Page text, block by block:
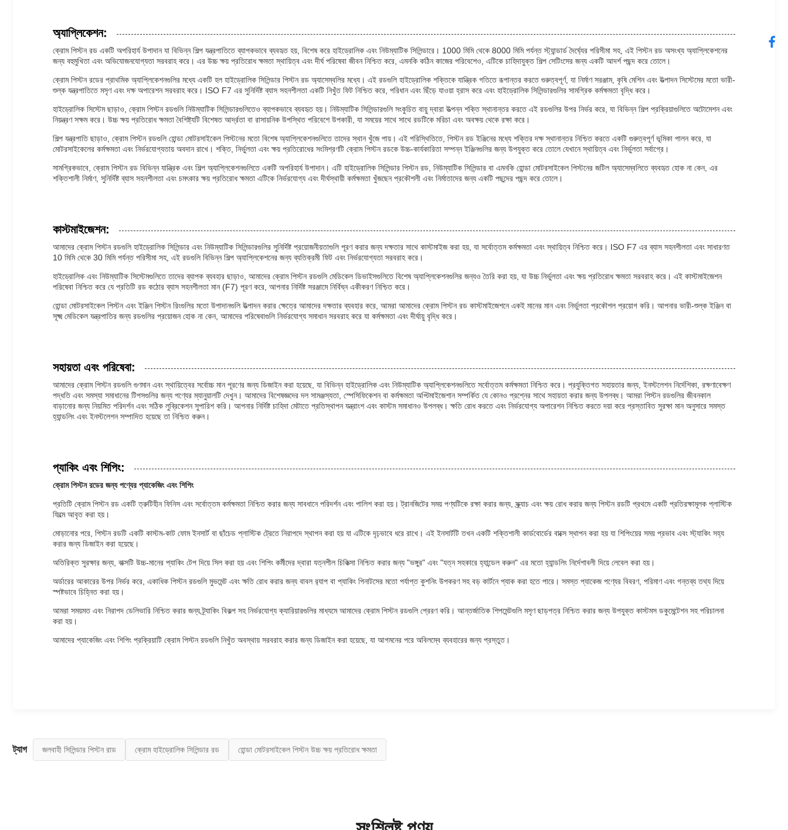
অ্যাপ্লিকেশন:
ক্রোম পিস্টন রড একটি অপরিহার্য উপাদান যা বিভিন্ন শিল্প যন্ত্রপাতিতে ব্যাপকভাবে ব্যবহৃত হয়, বিশেষ করে হাইড্রোলিক এবং নিউম্যাটিক সিলিন্ডারে। 1000 মিমি থেকে 8000 মিমি পর্যন্ত স্ট্যান্ডার্ড দৈর্ঘ্যের পরিসীমা সহ, এই পিস্টন রড অসংখ্য অ্যাপ্লিকেশনের
জন্য বহুমুখিতা এবং অভিযোজনযোগ্যতা সরবরাহ করে। এর উচ্চ ক্ষয় প্রতিরোধ ক্ষমতা স্থায়িত্ব এবং দীর্ঘ পরিষেবা জীবন নিশ্চিত করে, এমনকি কঠিন কাজের পরিবেশেও, এটিকে চাহিদাযুক্ত শিল্প সেটিংসের জন্য একটি আদর্শ পছন্দ করে তোলে।
ক্রোম পিস্টন রডের প্রাথমিক অ্যাপ্লিকেশনগুলির মধ্যে একটি হল হাইড্রোলিক সিলিন্ডার পিস্টন রড অ্যাসেম্বলির মধ্যে। এই রডগুলি হাইড্রোলিক শক্তিকে যান্ত্রিক গতিতে রূপান্তর করতে গুরুত্বপূর্ণ, যা নির্মাণ সরঞ্জাম, কৃষি মেশিন এবং উত্পাদন সিস্টেমের মতো ভারী-
শুল্ক যন্ত্রপাতিতে মসৃণ এবং দক্ষ অপারেশন সরবরাহ করে। ISO F7 এর সুনির্দিষ্ট ব্যাস সহনশীলতা একটি নিখুঁত ফিট নিশ্চিত করে, পরিধান এবং ছিঁড়ে যাওয়া হ্রাস করে এবং হাইড্রোলিক সিলিন্ডারগুলির সামগ্রিক কর্মক্ষমতা বৃদ্ধি করে।
হাইড্রোলিক সিস্টেম ছাড়াও, ক্রোম পিস্টন রডগুলি নিউম্যাটিক সিলিন্ডারগুলিতেও ব্যাপকভাবে ব্যবহৃত হয়। নিউম্যাটিক সিলিন্ডারগুলি সংকুচিত বায়ু দ্বারা উত্পন্ন শক্তি স্থানান্তর করতে এই রডগুলির উপর নির্ভর করে, যা বিভিন্ন শিল্প প্রক্রিয়াগুলিতে অটোমেশন এবং
নিয়ন্ত্রণ সক্ষম করে। উচ্চ ক্ষয় প্রতিরোধ ক্ষমতা বৈশিষ্ট্যটি বিশেষত আর্দ্রতা বা রাসায়নিক উপস্থিত পরিবেশে উপকারী, যা সময়ের সাথে সাথে রডটিকে মরিচা এবং অবক্ষয় থেকে রক্ষা করে।
শিল্প যন্ত্রপাতি ছাড়াও, ক্রোম পিস্টন রডগুলি হোন্ডা মোটরসাইকেল পিস্টনের মতো বিশেষ অ্যাপ্লিকেশনগুলিতে তাদের স্থান খুঁজে পায়। এই পরিস্থিতিতে, পিস্টন রড ইঞ্জিনের মধ্যে শক্তির দক্ষ স্থানান্তর নিশ্চিত করতে একটি গুরুত্বপূর্ণ ভূমিকা পালন করে, যা
মোটরসাইকেলের কর্মক্ষমতা এবং নির্ভরযোগ্যতায় অবদান রাখে। শক্তি, নির্ভুলতা এবং ক্ষয় প্রতিরোধের সংমিশ্রণটি ক্রোম পিস্টন রডকে উচ্চ-কার্যকারিতা সম্পন্ন ইঞ্জিনগুলির জন্য উপযুক্ত করে তোলে যেখানে স্থায়িত্ব এবং নির্ভুলতা সর্বাগ্রে।
সামগ্রিকভাবে, ক্রোম পিস্টন রড বিভিন্ন যান্ত্রিক এবং শিল্প অ্যাপ্লিকেশনগুলিতে একটি অপরিহার্য উপাদান। এটি হাইড্রোলিক সিলিন্ডার পিস্টন রড, নিউম্যাটিক সিলিন্ডার বা এমনকি হোন্ডা মোটরসাইকেল পিস্টনের জটিল অ্যাসেম্বলিতে ব্যবহৃত হোক না কেন, এর
শক্তিশালী নির্মাণ, সুনির্দিষ্ট ব্যাস সহনশীলতা এবং চমৎকার ক্ষয় প্রতিরোধ ক্ষমতা এটিকে নির্ভরযোগ্য এবং দীর্ঘস্থায়ী কর্মক্ষমতা খুঁজছেন প্রকৌশলী এবং নির্মাতাদের জন্য একটি পছন্দের পছন্দ করে তোলে।
কাস্টমাইজেশন:
আমাদের ক্রোম পিস্টন রডগুলি হাইড্রোলিক সিলিন্ডার এবং নিউম্যাটিক সিলিন্ডারগুলির সুনির্দিষ্ট প্রয়োজনীয়তাগুলি পূরণ করার জন্য দক্ষতার সাথে কাস্টমাইজ করা হয়, যা সর্বোত্তম কর্মক্ষমতা এবং স্থায়িত্ব নিশ্চিত করে। ISO F7 এর ব্যাস সহনশীলতা এবং সাধারণত
10 মিমি থেকে 30 মিমি পর্যন্ত পরিসীমা সহ, এই রডগুলি বিভিন্ন শিল্প অ্যাপ্লিকেশনের জন্য ব্যতিক্রমী ফিট এবং নির্ভরযোগ্যতা সরবরাহ করে।
হাইড্রোলিক এবং নিউম্যাটিক সিস্টেমগুলিতে তাদের ব্যাপক ব্যবহার ছাড়াও, আমাদের ক্রোম পিস্টন রডগুলি মেডিকেল ডিভাইসগুলিতে বিশেষ অ্যাপ্লিকেশনগুলির জন্যও তৈরি করা হয়, যা উচ্চ নির্ভুলতা এবং ক্ষয় প্রতিরোধ ক্ষমতা সরবরাহ করে। এই কাস্টমাইজেশন
পরিষেবা নিশ্চিত করে যে প্রতিটি রড কঠোর ব্যাস সহনশীলতা মান (F7) পূরণ করে, আপনার নির্দিষ্ট সরঞ্জামে নির্বিঘ্ন একীকরণ নিশ্চিত করে।
হোন্ডা মোটরসাইকেল পিস্টন এবং ইঞ্জিন পিস্টন রিংগুলির মতো উপাদানগুলি উত্পাদন করার ক্ষেত্রে আমাদের দক্ষতার ব্যবহার করে, আমরা আমাদের ক্রোম পিস্টন রড কাস্টমাইজেশনে একই মানের মান এবং নির্ভুলতা প্রকৌশল প্রয়োগ করি। আপনার ভারী-শুল্ক ইঞ্জিন বা
সূক্ষ্ম মেডিকেল যন্ত্রপাতির জন্য রডগুলির প্রয়োজন হোক না কেন, আমাদের পরিষেবাগুলি নির্ভরযোগ্য সমাধান সরবরাহ করে যা কর্মক্ষমতা এবং দীর্ঘায়ু বৃদ্ধি করে।
সহায়তা এবং পরিষেবা:
আমাদের ক্রোম পিস্টন রডগুলি গুণমান এবং স্থায়িত্বের সর্বোচ্চ মান পূরণের জন্য ডিজাইন করা হয়েছে, যা বিভিন্ন হাইড্রোলিক এবং নিউম্যাটিক অ্যাপ্লিকেশনগুলিতে সর্বোত্তম কর্মক্ষমতা নিশ্চিত করে। প্রযুক্তিগত সহায়তার জন্য, ইনস্টলেশন নির্দেশিকা, রক্ষণাবেক্ষণ
পদ্ধতি এবং সমস্যা সমাধানের টিপসগুলির জন্য পণ্যের ম্যানুয়ালটি দেখুন। আমাদের বিশেষজ্ঞদের দল সামঞ্জস্যতা, স্পেসিফিকেশন বা কর্মক্ষমতা অপ্টিমাইজেশান সম্পর্কিত যে কোনও প্রশ্নের সাথে সহায়তা করার জন্য উপলব্ধ। আমরা পিস্টন রডগুলির জীবনকাল
বাড়ানোর জন্য নিয়মিত পরিদর্শন এবং সঠিক লুব্রিকেশন সুপারিশ করি। আপনার নির্দিষ্ট চাহিদা মেটাতে প্রতিস্থাপন যন্ত্রাংশ এবং কাস্টম সমাধানও উপলব্ধ। ক্ষতি রোধ করতে এবং নির্ভরযোগ্য অপারেশন নিশ্চিত করতে দয়া করে প্রস্তাবিত সুরক্ষা মান অনুসারে সমস্ত
হ্যান্ডলিং এবং ইনস্টলেশন সম্পাদিত হয়েছে তা নিশ্চিত করুন।
প্যাকিং এবং শিপিং:
ক্রোম পিস্টন রডের জন্য পণ্যের প্যাকেজিং এবং শিপিং
প্রতিটি ক্রোম পিস্টন রড একটি ত্রুটিহীন ফিনিস এবং সর্বোত্তম কর্মক্ষমতা নিশ্চিত করার জন্য সাবধানে পরিদর্শন এবং পালিশ করা হয়। ট্রানজিটের সময় পণ্যটিকে রক্ষা করার জন্য, স্ক্র্যাচ এবং ক্ষয় রোধ করার জন্য পিস্টন রডটি প্রথমে একটি প্রতিরক্ষামূলক প্লাস্টিক
ফিল্মে আবৃত করা হয়।
মোড়ানোর পরে, পিস্টন রডটি একটি কাস্টম-কাট ফোম ইনসার্ট বা ছাঁচেড প্লাস্টিক ট্রেতে নিরাপদে স্থাপন করা হয় যা এটিকে দৃঢ়ভাবে ধরে রাখে। এই ইনসার্টটি তখন একটি শক্তিশালী কার্ডবোর্ডের বাক্সে স্থাপন করা হয় যা শিপিংয়ের সময় প্রভাব এবং স্ট্যাকিং সহ্য
করার জন্য ডিজাইন করা হয়েছে।
অতিরিক্ত সুরক্ষার জন্য, বাক্সটি উচ্চ-মানের প্যাকিং টেপ দিয়ে সিল করা হয় এবং শিপিং কর্মীদের দ্বারা যত্নশীল চিকিত্সা নিশ্চিত করার জন্য "ভঙ্গুর" এবং "যত্ন সহকারে হ্যান্ডেল করুন" এর মতো হ্যান্ডলিং নির্দেশাবলী দিয়ে লেবেল করা হয়।
অর্ডারের আকারের উপর নির্ভর করে, একাধিক পিস্টন রডগুলি মুভমেন্ট এবং ক্ষতি রোধ করার জন্য বাবল র‍্যাপ বা প্যাকিং পিনাটসের মতো পর্যাপ্ত কুশনিং উপকরণ সহ বড় কার্টনে প্যাক করা হতে পারে। সমস্ত প্যাকেজ পণ্যের বিবরণ, পরিমাণ এবং গন্তব্য তথ্য দিয়ে
স্পষ্টভাবে চিহ্নিত করা হয়।
আমরা সময়মত এবং নিরাপদ ডেলিভারি নিশ্চিত করার জন্য ট্র্যাকিং বিকল্প সহ নির্ভরযোগ্য ক্যারিয়ারগুলির মাধ্যমে আমাদের ক্রোম পিস্টন রডগুলি প্রেরণ করি। আন্তর্জাতিক শিপমেন্টগুলি মসৃণ ছাড়পত্র নিশ্চিত করার জন্য উপযুক্ত কাস্টমস ডকুমেন্টেশন সহ পরিচালনা
করা হয়।
আমাদের প্যাকেজিং এবং শিপিং প্রক্রিয়াটি ক্রোম পিস্টন রডগুলি নিখুঁত অবস্থায় সরবরাহ করার জন্য ডিজাইন করা হয়েছে, যা আগমনের পরে অবিলম্বে ব্যবহারের জন্য প্রস্তুত।
ট্যাগ জলবাহী সিলিন্ডার পিস্টন রাড ক্রোম হাইড্রোলিক সিলিন্ডার রড হোন্ডা মোটরসাইকেল পিস্টন উচ্চ ক্ষয় প্রতিরোধ ক্ষমতা